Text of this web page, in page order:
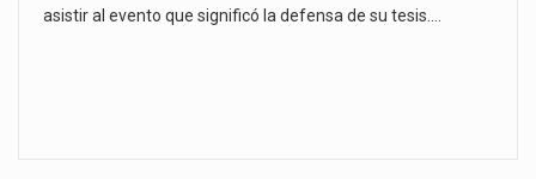
asistir al evento que significó la defensa de su tesis.…